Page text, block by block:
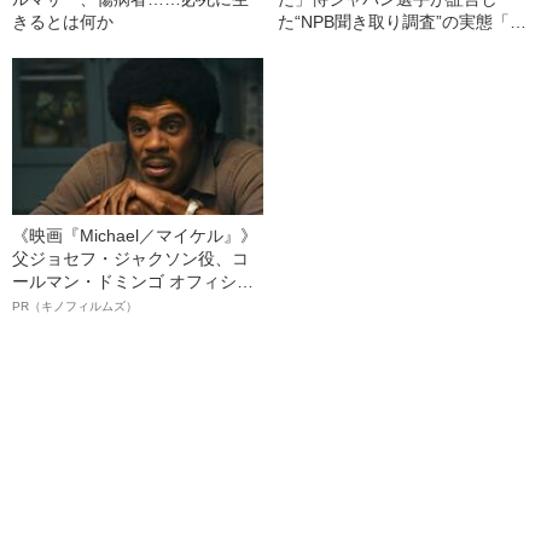
きるとは何か
た“NPB聞き取り調査”の実態「選
《映画『Michael／マイケル』》
父ジョセフ・ジャクソン役、コ
ールマン・ドミンゴ オフィシャ
ルインタビュー“観客を魅了した
PR（キノフィルムズ）